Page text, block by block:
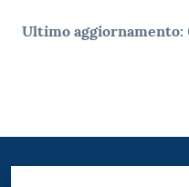
Ultimo aggiornamento: